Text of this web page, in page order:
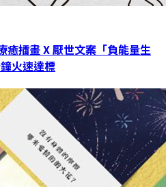
癒插畫 X 厭世文案「負能量生
火速達標